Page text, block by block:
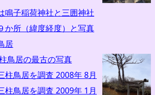
鳴子稲荷神社と三囲神社
か所（緯度経度）と写真
居
鳥居の最古の写真
柱鳥居を調査 2008年 8月
柱鳥居を調査 2009年 1月